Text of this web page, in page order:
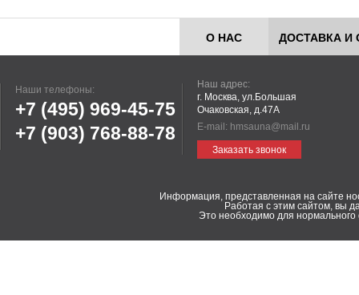
О НАС ДОСТАВКА И
Наши телефоны:
+7 (495) 969-45-75
+7 (903) 768-88-78
Наш адрес:
г. Москва, ул.Большая
Очаковская, д.47А
E-mail: hmsauna@mail.ru
Заказать звонок
Информация, представленная на сайте
Работая с этим сайтом, вы
Это необходимо для